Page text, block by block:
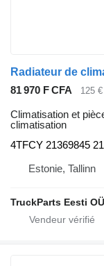
81 970 F CFA 125 €
Climatisation et
climatisation
4TFCY 21369845
Estonie, Tallinn
TruckParts Eesti OÜ